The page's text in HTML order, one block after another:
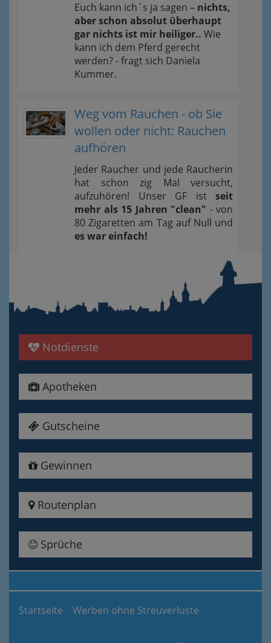
Euch kann ich´s ja sagen – nichts,
aber schon absolut überhaupt
gar nichts ist mir heiliger.. Wie
kann ich dem Pferd gerecht
werden? - fragt sich Daniela
Kummer.
Weg vom Rauchen - ob Sie
wollen oder nicht: Rauchen
aufhören
Jeder Raucher und jede Raucherin
hat schon zig Mal versucht,
aufzuhören! Unser GF ist seit
mehr als 15 Jahren "clean" - von
80 Zigaretten am Tag auf Null und
es war einfach!
Notdienste
Apotheken
Gutscheine
Gewinnen
Routenplan
Sprüche
Startseite Werben ohne Streuverluste